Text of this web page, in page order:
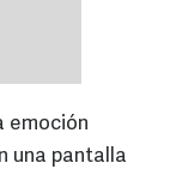
emoción
una pantalla